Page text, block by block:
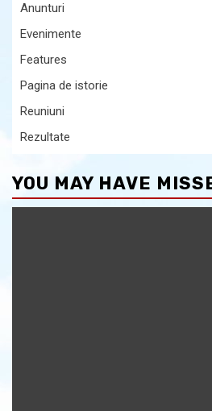
Anunturi
Evenimente
Features
Pagina de istorie
Reuniuni
Rezultate
YOU MAY HAVE